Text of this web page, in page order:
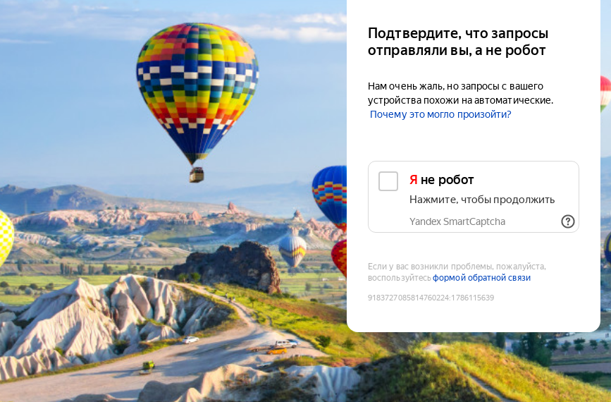
Подтвердите, что запросы
отправляли вы, а не робот
Нам очень жаль, но запросы с вашего
устройства похожи на автоматические.
Почему это могло произойти?
Я не робот
Нажмите, чтобы продолжить
Yandex SmartCaptcha
Если у вас возникли проблемы, пожалуйста,
воспользуйтесьформой обратной связи
9183727085814760224:1786115639